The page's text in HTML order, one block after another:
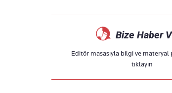
Bize Haber
Editör masasıyla bilgi ve materyal
tıklayın